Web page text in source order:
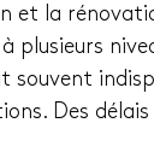
et la
plusieurs
souvent
Des